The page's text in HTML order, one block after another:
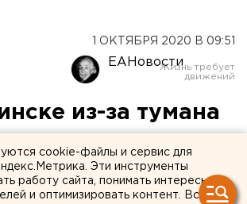
1 ОКТЯБРЯ 2020 В 09:51
ЕАНовости
из-за тумана
вылет
cookie-файлы и сервис для
Эти инструменты
работу сайта, понимать интересы
и оптимизировать контент. Вся